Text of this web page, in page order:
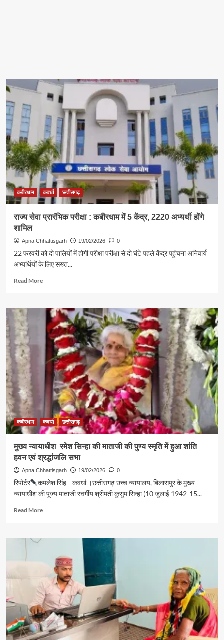
कबीरधाम कवर्धा छत्तीसगढ़
राज्य सेवा प्रारंभिक परीक्षा : कबीरधाम में 5 केंद्र, 2220 अभ्यर्थी होंगे
शामिल
Apna Chhattisgarh 19/02/2026 0
22 फरवरी को दो पालियों में होगी परीक्षा परीक्षा से दो घंटे पहले केंद्र पहुंचना अनिवार्य
अभ्यर्थियों के लिए सख्त...
Read MoreRead
राज्य
सेवा
प्रारंभिक
परीक्षा
कबीरधाम
में
केंद्र,
2220
अभ्यर्थी
शामिल
कबीरधाम कवर्धा छत्तीसगढ़
मुख्य न्यायाधीश रमेश सिन्हा की माताजी की पुण्य स्मृति में हुआ शांति
हवन एवं श्रद्धांजलि सभा
Apna Chhattisgarh 19/02/2026 0
रिपोर्टर
कमलेश सिंह कवर्धा ।छत्तीसगढ़ उच्च न्यायालय, बिलासपुर के मुख्य
न्यायाधीश की पूज्य माताजी स्वर्गीय श्रीमती कुसुम सिन्हा (10 जुलाई 1942-15...
Read MoreRead
मुख्य
सिन्हा
माताजी
की
पुण्य
स्मृति
में
हुआ